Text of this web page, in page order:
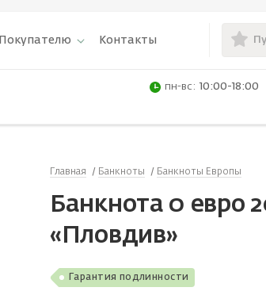
Покупателю Контакты
пн-вс: 10:00-18:00
Главная Банкноты Банкноты Европы
Банкнота 0 евро
«Пловдив»
Гарантия подлинности